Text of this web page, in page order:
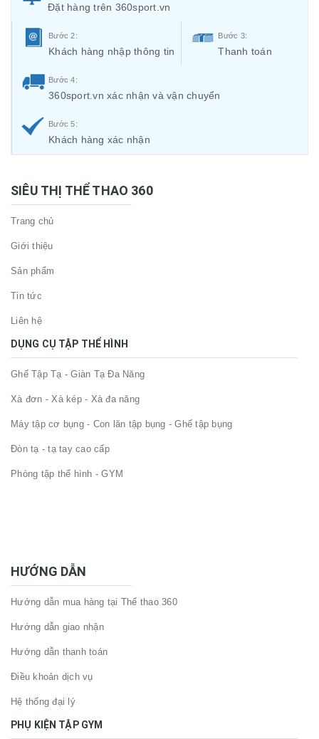
Đặt hàng trên 360sport.vn
Bước 2:
Khách hàng nhập thông tin
Bước 3:
Thanh toán
Bước 4:
360sport.vn xác nhận và vận chuyển
Bước 5:
Khách hàng xác nhận
SIÊU THỊ THỂ THAO 360
Trang chủ
Giới thiệu
Sản phẩm
Tin tức
Liên hệ
DỤNG CỤ TẬP THỂ HÌNH
Ghế Tập Tạ - Giàn Tạ Đa Năng
Xà đơn - Xà kép - Xà đa năng
Máy tập cơ bụng - Con lăn tập bụng - Ghế tập bụng
Đòn tạ - tạ tay cao cấp
Phòng tập thể hình - GYM
HƯỚNG DẪN
Hướng dẫn mua hàng tại Thể thao 360
Hướng dẫn giao nhận
Hướng dẫn thanh toán
Điều khoản dịch vụ
Hệ thống đại lý
PHỤ KIỆN TẬP GYM